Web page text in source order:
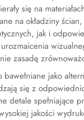
się na
na okładziny
jak i
zasadę
jako
się z
detale spełniające
jakości